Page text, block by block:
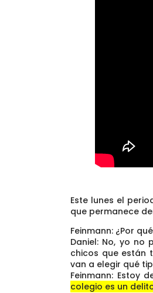
Este lunes el
que permanece
Feinmann: ¿Por
Daniel: No, yo no
chicos que están
van a elegir qué
Feinmann: Estoy
colegio es un